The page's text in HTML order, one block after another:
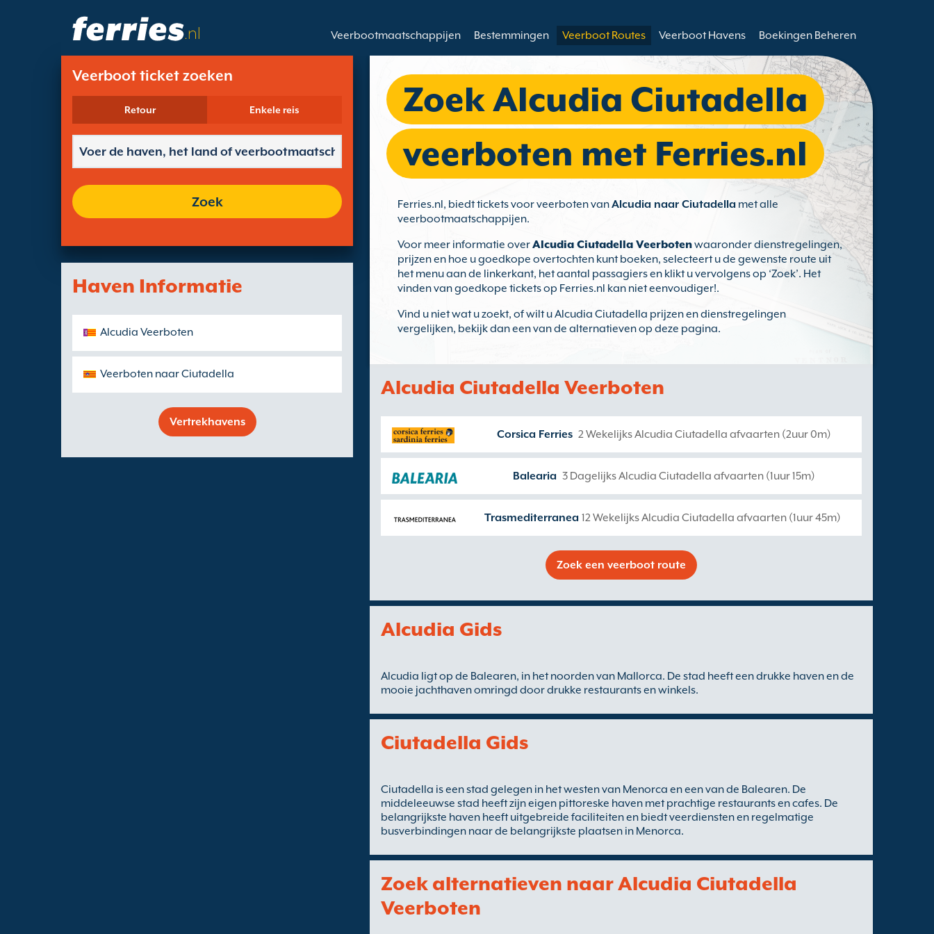
.nl Veerbootmaatschappijen Bestemmingen Veerboot Routes Veerboot Havens Boekingen Beheren
Veerboot ticket zoeken
Retour Enkele reis
Zoek
Haven Informatie
Alcudia Veerboten
Veerboten naar Ciutadella
Vertrekhavens
Zoek Alcudia Ciutadella
veerboten met Ferries.nl
Ferries.nl, biedt tickets voor veerboten vanAlcudia naar Ciutadella met alle
veerbootmaatschappijen.
Voor meer informatie overAlcudia Ciutadella Veerbotenwaaronder dienstregelingen,
prijzen en hoe u goedkope overtochten kunt boeken, selecteert u de gewenste route uit
het menu aan de linkerkant, het aantal passagiers en klikt u vervolgens op ‘Zoek’. Het
vinden van goedkope tickets op Ferries.nl kan niet eenvoudiger!.
Vind u niet wat u zoekt, of wilt u Alcudia Ciutadella prijzen en dienstregelingen
vergelijken, bekijk dan een van de alternatieven op deze pagina.
Alcudia Ciutadella Veerboten
Corsica Ferries 2 Wekelijks Alcudia Ciutadella afvaarten (2uur 0m)
Balearia 3 Dagelijks Alcudia Ciutadella afvaarten (1uur 15m)
Trasmediterranea 12 Wekelijks Alcudia Ciutadella afvaarten (1uur 45m)
Zoek een veerboot route
Alcudia Gids
Alcudia ligt op de Balearen, in het noorden van Mallorca. De stad heeft een drukke haven en de
mooie jachthaven omringd door drukke restaurants en winkels.
Ciutadella Gids
Ciutadella is een stad gelegen in het westen van Menorca en een van de Balearen. De
middeleeuwse stad heeft zijn eigen pittoreske haven met prachtige restaurants en cafes. De
belangrijkste haven heeft uitgebreide faciliteiten en biedt veerdiensten en regelmatige
busverbindingen naar de belangrijkste plaatsen in Menorca.
Zoek alternatieven naar Alcudia Ciutadella
Veerboten